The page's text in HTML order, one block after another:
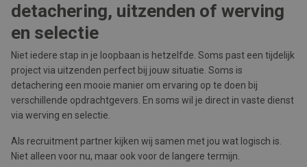
detachering, uitzenden of werving
en selectie
Niet iedere stap in je loopbaan is hetzelfde. Soms past een tijdelijk
project via uitzenden perfect bij jouw situatie. Soms is
detachering een mooie manier om ervaring op te doen bij
verschillende opdrachtgevers. En soms wil je direct in vaste dienst
via werving en selectie.
Als recruitment partner kijken wij samen met jou wat logisch is.
Niet alleen voor nu, maar ook voor de langere termijn.